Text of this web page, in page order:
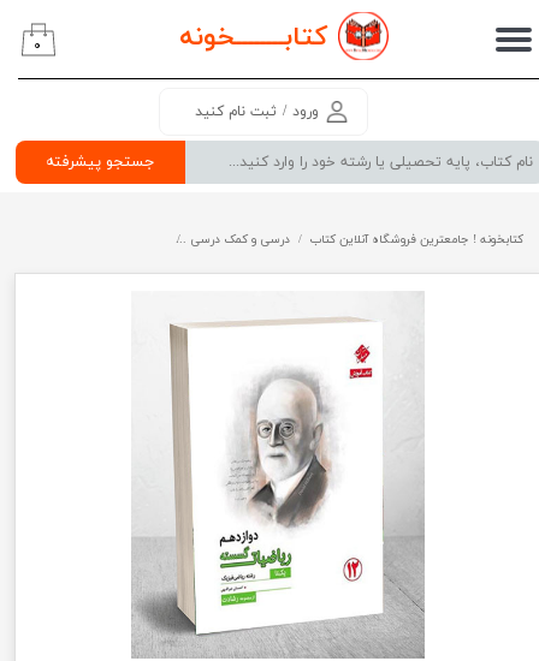
کتابــــــــخونه
جستجو پیشرفته
ورود / ثبت نام کنید
حساب کاربری من
سفارشات
۰
کتابخونه ! جامعترین فروشگاه آنلاین کتاب درسی و کمک درسی